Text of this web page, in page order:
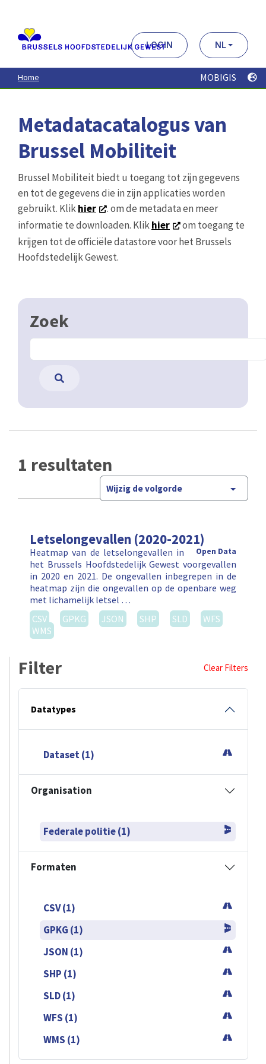
contenu
principal
LOGIN NL
Home MOBIGIS
Metadatacatalogus van
Brussel Mobiliteit
Brussel Mobiliteit biedt u toegang tot zijn gegevens
en tot de gegevens die in zijn applicaties worden
gebruikt. Klikhier
. om de metadata en meer
informatie te downloaden. Klikhier
om toegang te
krijgen tot de officiële datastore voor het Brussels
Hoofdstedelijk Gewest.
Zoek
1 resultaten
Wijzig de volgorde
Letselongevallen (2020-2021)
Open Data
Heatmap van de letselongevallen in
het Brussels Hoofdstedelijk Gewest voorgevallen
in 2020 en 2021. De ongevallen inbegrepen in de
heatmap zijn die ongevallen op de openbare weg
met lichamelijk letsel …
CSV
GPKG JSON SHP SLD
WFS
WMS
Filter Clear Filters
Datatypes
Dataset (1)
Organisation
Federale politie (1)
Formaten
CSV (1)
GPKG (1)
JSON (1)
SHP (1)
SLD (1)
WFS (1)
WMS (1)